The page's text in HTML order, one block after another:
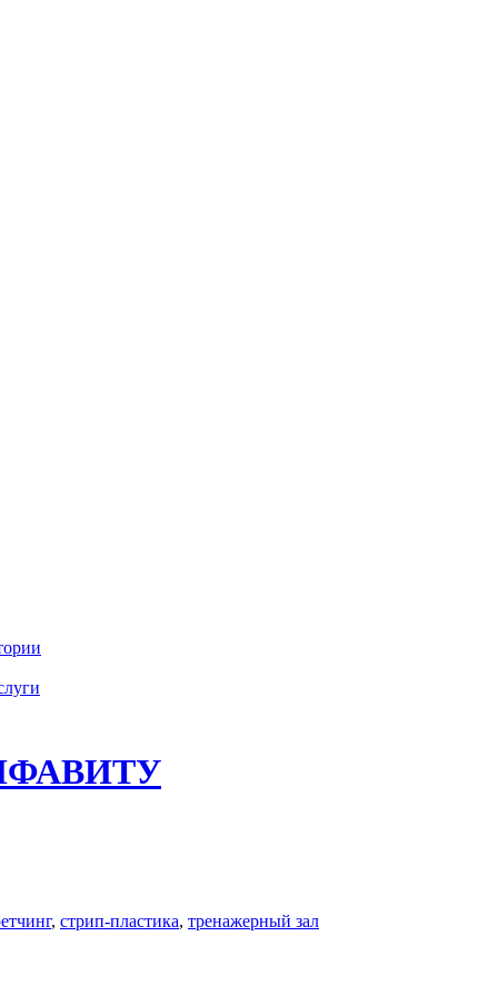
, стрип-пластика, тренажерный зал